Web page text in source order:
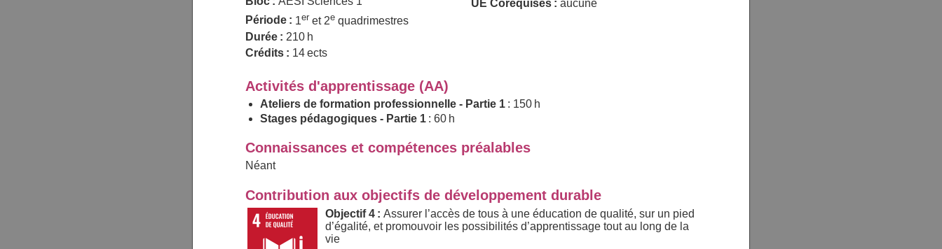
Période : 1er et 2e quadrimestres
Durée : 210 h
Crédits : 14 ects
UE Corequises : aucune
Activités d'apprentissage (AA)
Ateliers de formation professionnelle - Partie 1 : 150 h
Stages pédagogiques - Partie 1 : 60 h
Connaissances et compétences préalables
Néant
Contribution aux objectifs de développement durable
Objectif 4 : Assurer l’accès de tous à une éducation de qualité, sur un pied
d’égalité, et promouvoir les possibilités d’apprentissage tout au long de la
vie